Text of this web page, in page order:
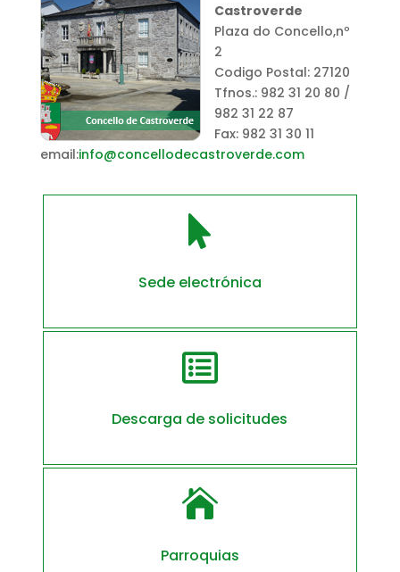
Castroverde
Plaza do Concello,nº
2
Codigo Postal: 27120
Tfnos.: 982 31 20 80 /
982 31 22 87
Fax: 982 31 30 11
email:info@concellodecastroverde.com

Sede electrónica

Descarga de solicitudes

Parroquias